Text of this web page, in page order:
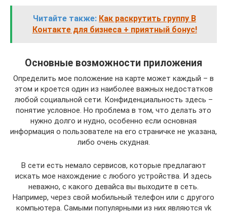
Читайте также: Как раскрутить группу В
Контакте для бизнеса + приятный бонус!
Основные возможности приложения
Определить мое положение на карте может каждый – в
этом и кроется один из наиболее важных недостатков
любой социальной сети. Конфиденциальность здесь –
понятие условное. Но проблема в том, что делать это
нужно долго и нудно, особенно если основная
информация о пользователе на его страничке не указана,
либо очень скудная.
В сети есть немало сервисов, которые предлагают
искать мое нахождение с любого устройства. И здесь
неважно, с какого девайса вы выходите в сеть.
Например, через свой мобильный телефон или с другого
компьютера. Самыми популярными из них являются vk